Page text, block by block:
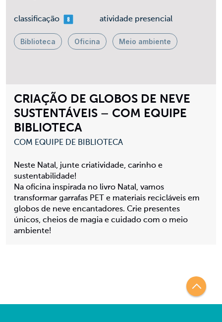
CRIAÇÃO DE GLOBOS DE NEVE
SUSTENTÁVEIS – COM EQUIPE
BIBLIOTECA
COM EQUIPE DE BIBLIOTECA
Neste Natal, junte criatividade, carinho e
sustentabilidade!
Na oficina inspirada no livro Natal, vamos
transformar garrafas PET e materiais recicláveis em
globos de neve encantadores. Crie presentes
únicos, cheios de magia e cuidado com o meio
ambiente!
classificaçãomais 08 atividade presencial
Biblioteca Oficina Meio ambiente